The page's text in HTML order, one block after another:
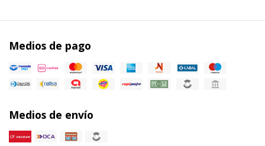
Medios de pago
Medios de envío